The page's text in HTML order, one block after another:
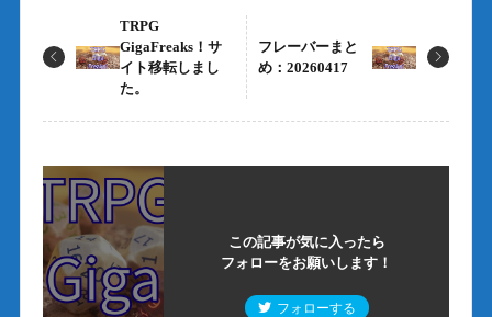
TRPG
GigaFreaks！サ
イト移転しまし
た。
フレーバーまと
め：20260417
この記事が気に入ったら
フォローをお願いします！
フォローする